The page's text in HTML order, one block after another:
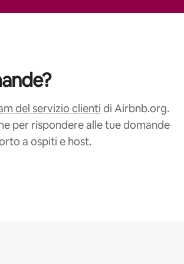
del servizio clienti di Airbnb.org.
per rispondere alle tue domande
a ospiti e host.